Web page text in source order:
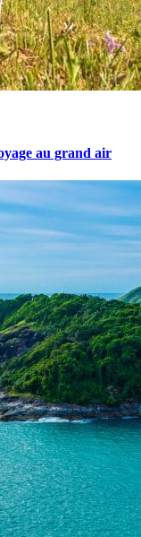
au grand air